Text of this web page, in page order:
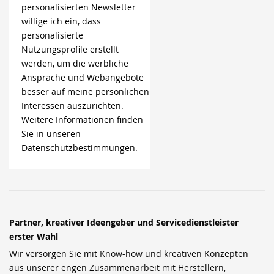
personalisierten Newsletter
willige ich ein, dass
personalisierte
Nutzungsprofile erstellt
werden, um die werbliche
Ansprache und Webangebote
besser auf meine persönlichen
Interessen auszurichten.
Weitere Informationen finden
Sie in unseren
Datenschutzbestimmungen.
Partner, kreativer Ideengeber und Servicedienstleister
erster Wahl
Wir versorgen Sie mit Know-how und kreativen Konzepten
aus unserer engen Zusammenarbeit mit Herstellern,